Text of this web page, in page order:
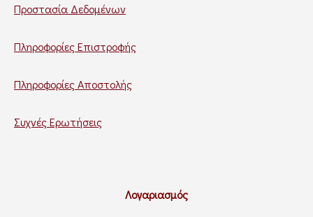
Προστασία Δεδομένων
Πληροφορίες Επιστροφής
Πληροφορίες Αποστολής
Συχνές Ερωτήσεις
Λογαριασμός